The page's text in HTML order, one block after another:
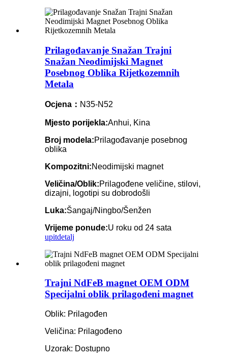
Prilagođavanje Snažan Trajni
Snažan Neodimijski Magnet
Posebnog Oblika Rijetkozemnih
Metala
Ocjena： N35-N52
Mjesto porijekla:Anhui, Kina
Broj modela:Prilagođavanje posebnog
oblika
Kompozitni:Neodimijski magnet
Veličina/Oblik:Prilagođene veličine, stilovi,
dizajni, logotipi su dobrodošli
Luka:Šangaj/Ningbo/Šenžen
Vrijeme ponude:U roku od 24 sata
upitdetalj
Trajni NdFeB magnet OEM ODM
Specijalni oblik prilagođeni magnet
Oblik: Prilagođen
Veličina: Prilagođeno
Uzorak: Dostupno